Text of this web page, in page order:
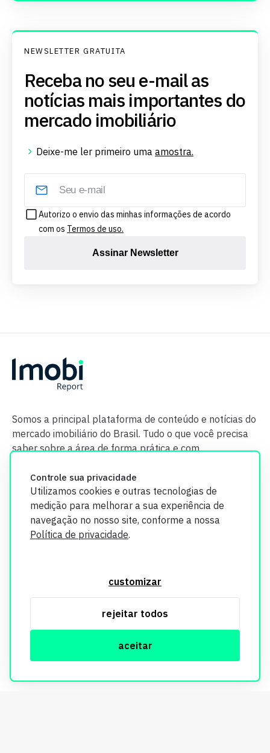
Controle sua privacidade
Utilizamos cookies e outras tecnologias de
medição para melhorar a sua experiência de
navegação no nosso site, conforme a nossa
Política de privacidade.
customizar
rejeitar todos
aceitar
NEWSLETTER GRATUITA
Receba no seu e-mail as
notícias mais importantes do
mercado imobiliário
Deixe-me ler primeiro uma amostra.
Autorizo o envio das minhas informações de acordo
com os Termos de uso.
Assinar Newsletter
Somos a principal plataforma de conteúdo e notícias do
mercado imobiliário do Brasil. Tudo o que você precisa
saber sobre a área de forma prática e com
segurança. Todos os dados coletados em nosso site são
utilizados exclusivamente para fins de aprimoramento de
informações, consulte nossa Política de Privacidade.
© Copyright Imobi Report. Todos os direitos reservados.
Política de privacidade
mobister